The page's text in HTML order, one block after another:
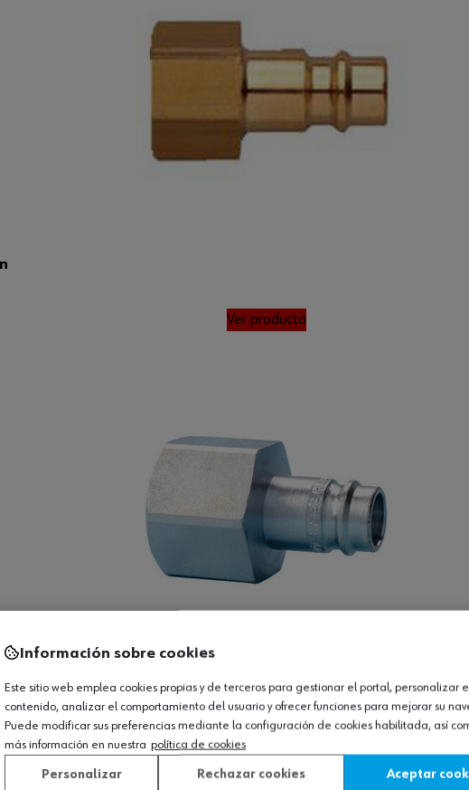
Ver producto
4000
Ver producto
Información sobre cookies
Este sitio web emplea cookies propias y de terceros para gestionar el portal, personalizar
contenido, analizar el comportamiento del usuario y ofrecer funciones para mejorar su
Puede modificar sus preferencias mediante la configuración de cookies habilitada, así
más información en nuestra política de cookies
Personalizar Rechazar cookies Aceptar